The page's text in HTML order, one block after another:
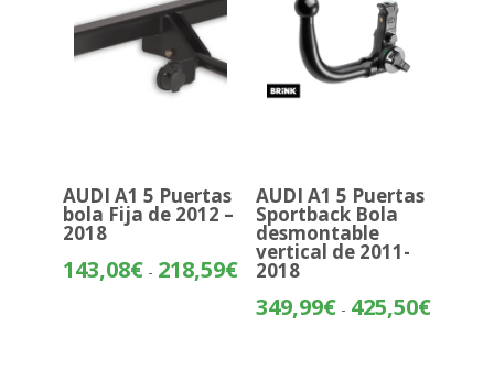
AUDI A1 5 Puertas
bola Fija de 2012 –
2018
143,08€ - 218,59€Rango
precios:
AUDI A1 5 Puertas
Sportback Bola
desmontable
vertical de 2011-
2018
349,99€ - 425,50€Rango